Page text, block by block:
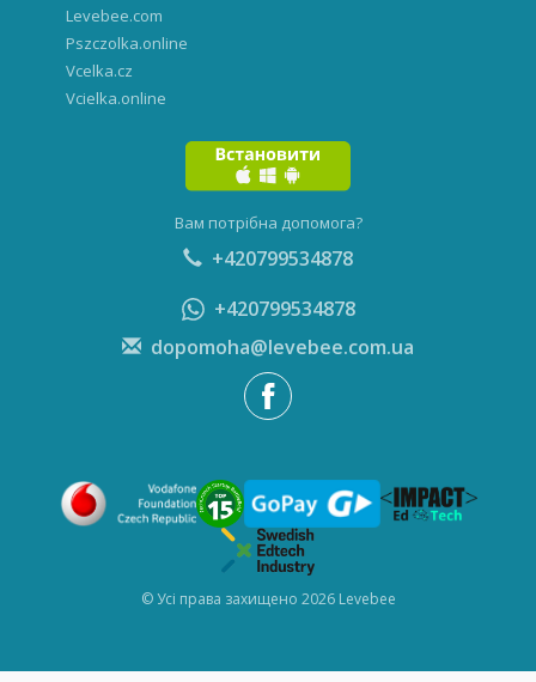
Levebee.com
Pszczolka.online
Vcelka.cz
Vcielka.online
Вам потрібна допомога?
+420799534878
+420799534878
dopomoha@levebee.com.ua
© Усі права захищено 2026 Levebee